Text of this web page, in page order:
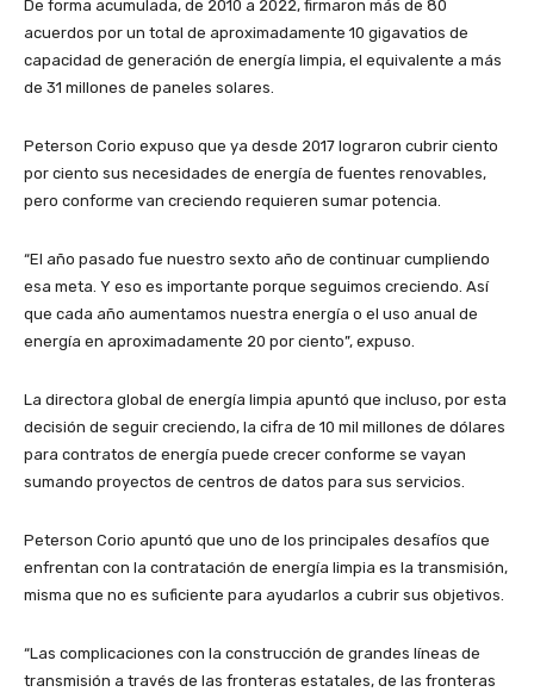
De forma acumulada, de 2010 a 2022, firmaron más de 80
acuerdos por un total de aproximadamente 10 gigavatios de
capacidad de generación de energía limpia, el equivalente a más
de 31 millones de paneles solares.
Peterson Corio expuso que ya desde 2017 lograron cubrir ciento
por ciento sus necesidades de energía de fuentes renovables,
pero conforme van creciendo requieren sumar potencia.
“El año pasado fue nuestro sexto año de continuar cumpliendo
esa meta. Y eso es importante porque seguimos creciendo. Así
que cada año aumentamos nuestra energía o el uso anual de
energía en aproximadamente 20 por ciento”, expuso.
La directora global de energía limpia apuntó que incluso, por esta
decisión de seguir creciendo, la cifra de 10 mil millones de dólares
para contratos de energía puede crecer conforme se vayan
sumando proyectos de centros de datos para sus servicios.
Peterson Corio apuntó que uno de los principales desafíos que
enfrentan con la contratación de energía limpia es la transmisión,
misma que no es suficiente para ayudarlos a cubrir sus objetivos.
“Las complicaciones con la construcción de grandes líneas de
transmisión a través de las fronteras estatales, de las fronteras